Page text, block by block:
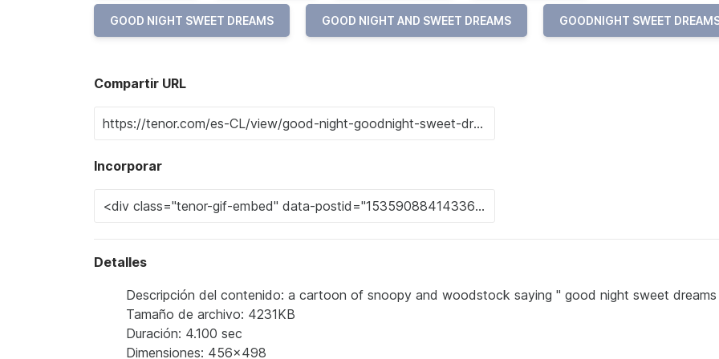
GOOD NIGHT SWEET DREAMS GOOD NIGHT AND SWEET DREAMS GOODNIGHT SWEET
Compartir URL
Incorporar
Detalles
Descripción del contenido: a cartoon of snoopy and woodstock saying " good night sweet
Tamaño de archivo: 4231KB
Duración: 4.100 sec
Dimensiones: 456x498